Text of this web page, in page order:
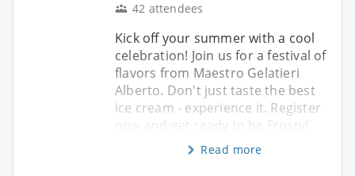
42 attendees
Kick off your summer with a cool
celebration! Join us for a festival of
flavors from Maestro Gelatieri
Alberto. Don't just taste the best
ice cream - experience it. Register
now and get ready to be Frosty!
Read more